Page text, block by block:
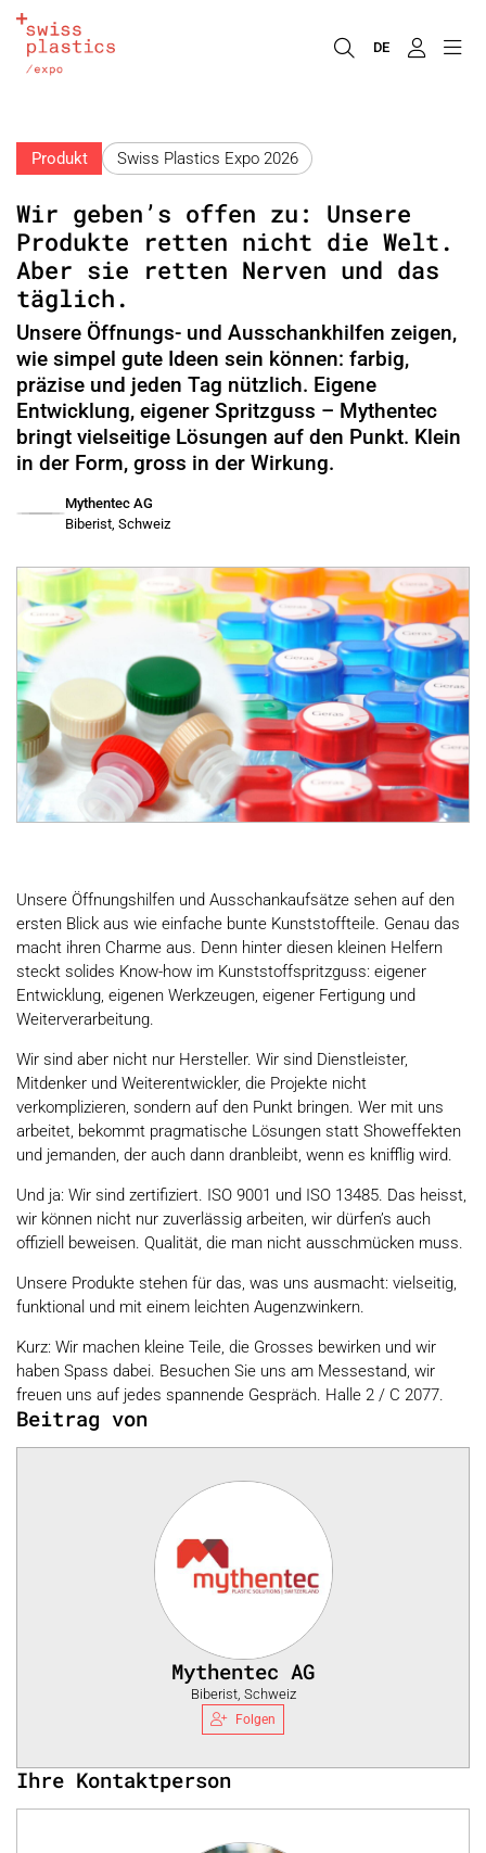
DE
Produkt Swiss Plastics Expo 2026
Wir geben’s offen zu: Unsere
Produkte retten nicht die Welt.
Aber sie retten Nerven und das
täglich.
Unsere Öffnungs- und Ausschankhilfen zeigen,
wie simpel gute Ideen sein können: farbig,
präzise und jeden Tag nützlich. Eigene
Entwicklung, eigener Spritzguss – Mythentec
bringt vielseitige Lösungen auf den Punkt. Klein
in der Form, gross in der Wirkung.
Mythentec AG
Biberist, Schweiz
Unsere Öffnungshilfen und Ausschankaufsätze sehen auf den
ersten Blick aus wie einfache bunte Kunststoffteile. Genau das
macht ihren Charme aus. Denn hinter diesen kleinen Helfern
steckt solides Know-how im Kunststoffspritzguss: eigener
Entwicklung, eigenen Werkzeugen, eigener Fertigung und
Weiterverarbeitung.
Wir sind aber nicht nur Hersteller. Wir sind Dienstleister,
Mitdenker und Weiterentwickler, die Projekte nicht
verkomplizieren, sondern auf den Punkt bringen. Wer mit uns
arbeitet, bekommt pragmatische Lösungen statt Showeffekten
und jemanden, der auch dann dranbleibt, wenn es knifflig wird.
Und ja: Wir sind zertifiziert. ISO 9001 und ISO 13485. Das heisst,
wir können nicht nur zuverlässig arbeiten, wir dürfen’s auch
offiziell beweisen. Qualität, die man nicht ausschmücken muss.
Unsere Produkte stehen für das, was uns ausmacht: vielseitig,
funktional und mit einem leichten Augenzwinkern.
Kurz: Wir machen kleine Teile, die Grosses bewirken und wir
haben Spass dabei. Besuchen Sie uns am Messestand, wir
freuen uns auf jedes spannende Gespräch. Halle 2 / C 2077.
Beitrag von
Mythentec AG
Biberist, Schweiz
Folgen
Ihre Kontaktperson